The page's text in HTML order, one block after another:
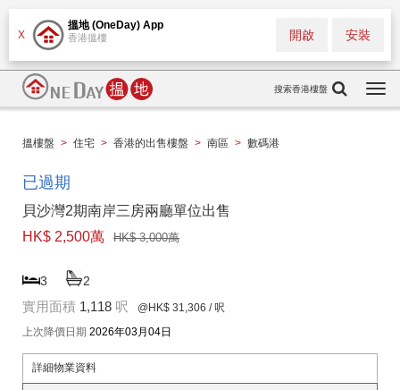
X
搵地 (OneDay) App
香港搵樓 安裝
開啟
搜索香港樓盤
搵樓盤 > 住宅 > 香港的出售樓盤 > 南區 > 數碼港
已過期
貝沙灣2期南岸三房兩廳單位出售
HK$ 2,500萬
HK$ 3,000萬
3 2
實用面積 1,118 呎 @HK$ 31,306 / 呎
上次降價日期 2026年03月04日
詳細物業資料